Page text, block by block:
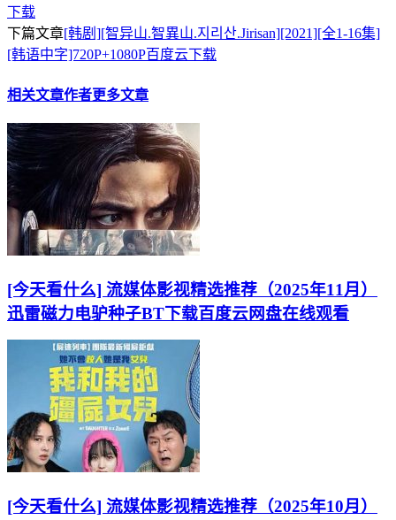
下载
下篇文章[韩剧][智异山.智異山.지리산.Jirisan][2021][全1-16集]
[韩语中字]720P+1080P百度云下载
相关文章作者更多文章
[今天看什么] 流媒体影视精选推荐（2025年11月）
迅雷磁力电驴种子BT下载百度云网盘在线观看
[今天看什么] 流媒体影视精选推荐（2025年10月）